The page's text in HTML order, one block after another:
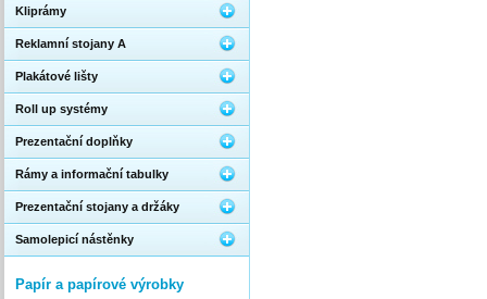
Kliprámy
Reklamní stojany A
Plakátové lišty
Roll up systémy
Prezentační doplňky
Rámy a informační tabulky
Prezentační stojany a držáky
Samolepicí nástěnky
Papír a papírové výrobky